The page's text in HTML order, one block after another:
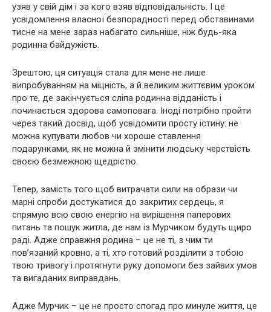
узяв у свій дім і за кого взяв відповідальність. І це
усвідомлення власної безпорадності перед обставинами
тисне на мене зараз набагато сильніше, ніж будь-яка
родинна байдужість.
Зрештою, ця ситуація стала для мене не лише
випробуванням на міцність, а й великим життєвим уроком
про те, де закінчується сліпа родинна відданість і
починається здорова самоповага. Іноді потрібно пройти
через такий досвід, щоб усвідомити просту істину: не
можна купувати любов чи хороше ставлення
подарунками, як не можна й змінити людську черствість
своєю безмежною щедрістю.
Тепер, замість того щоб витрачати сили на образи чи
марні спроби достукатися до закритих сердець, я
спрямую всю свою енергію на вирішення паперових
питань та пошук житла, де нам із Мурчиком будуть щиро
раді. Адже справжня родина – це не ті, з чим ти
пов’язаний кровно, а ті, хто готовий розділити з тобою
твою тривогу і протягнути руку допомоги без зайвих умов
та вигаданих виправдань.
Адже Мурчик – це не просто спогад про минуле життя, це